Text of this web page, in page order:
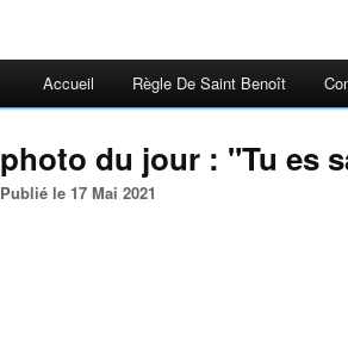
Accueil Règle De Saint Benoît
photo du jour : "Tu es
Publié le 17 Mai 2021